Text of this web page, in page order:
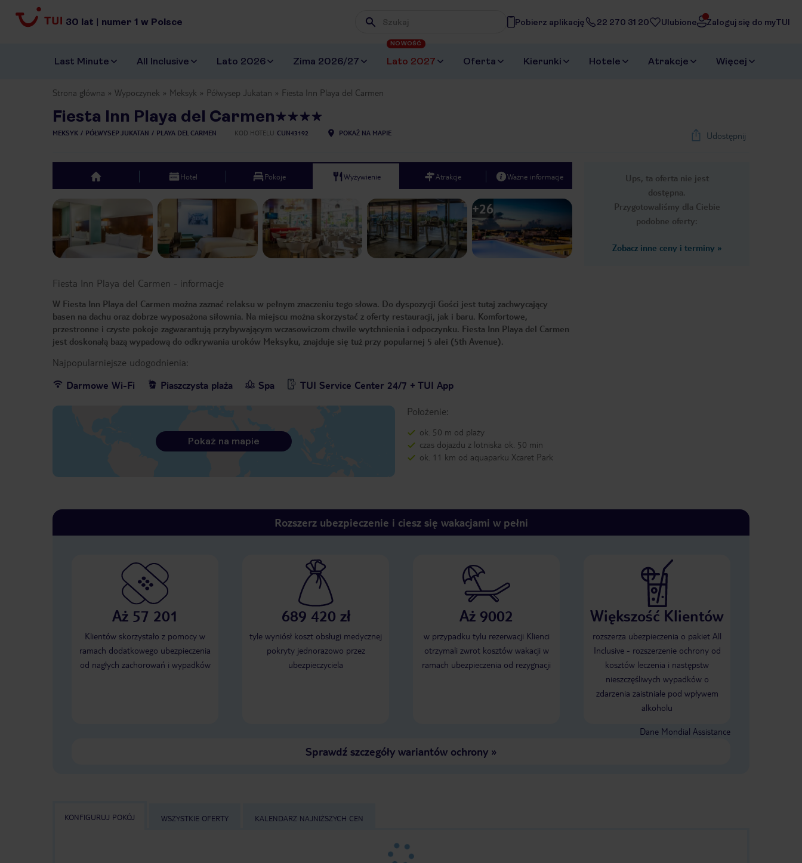
30 lat | numer 1 w Polsce Wpisz frazę, której szukasz
Pobierz aplikację 22 270 31 20 Ulubione Zaloguj się do myTUI
Last Minute All Inclusive Lato 2026 Zima 2026/27 Lato 2027
NOWOŚĆ
Oferta Kierunki Hotele Atrakcje Więcej
Strona główna Wypoczynek Meksyk Półwysep Jukatan Fiesta Inn Playa del Carmen
Fiesta Inn Playa del Carmen
MEKSYK PÓŁWYSEP JUKATAN PLAYA DEL CARMEN KOD HOTELU CUN43192 POKAŻ NA MAPIE Udostępnij
Ups, ta oferta nie jest
dostępna.
Przygotowaliśmy dla Ciebie
podobne oferty:
Zobacz inne ceny i terminy »
top Hotel Pokoje Wyżywienie Atrakcje Ważne informacje
Previous slide Next slide
1 /32
+26
Fiesta Inn Playa del Carmen - informacje
W Fiesta Inn Playa del Carmen można zaznać relaksu w pełnym znaczeniu tego słowa. Do dyspozycji Gości jest tutaj zachwycający
basen na dachu oraz dobrze wyposażona siłownia. Na miejscu można skorzystać z oferty restauracji, jak i baru. Komfortowe,
przestronne i czyste pokoje zagwarantują przybywającym wczasowiczom chwile wytchnienia i odpoczynku. Fiesta Inn Playa del Carmen
jest doskonałą bazą wypadową do odkrywania uroków Meksyku, znajduje się tuż przy popularnej 5 alei (5th Avenue).
Najpopularniejsze udogodnienia:
Darmowe Wi-Fi
Piaszczysta plaża Spa TUI Service Center 24/7 + TUI App
Położenie:
ok. 50 m od plaży
czas dojazdu z lotniska ok. 50 min
ok. 11 km od aquaparku Xcaret Park
Pokaż na mapie
Rozszerz ubezpieczenie i ciesz się wakacjami w pełni
Aż 57 201
Klientów skorzystało z pomocy w
ramach dodatkowego ubezpieczenia
od nagłych zachorowań i wypadków
689 420 zł
tyle wyniósł koszt obsługi medycznej
pokryty jednorazowo przez
ubezpieczyciela
Aż 9002
w przypadku tylu rezerwacji Klienci
otrzymali zwrot kosztów wakacji w
ramach ubezpieczenia od rezygnacji
Większość Klientów
rozszerza ubezpieczenia o pakiet All
Inclusive - rozszerzenie ochrony od
kosztów leczenia i następstw
nieszczęśliwych wypadków o
zdarzenia zaistniałe pod wpływem
alkoholu
Dane Mondial Assistance
Sprawdź szczegóły wariantów ochrony»
KONFIGURUJ POKÓJ WSZYSTKIE OFERTY KALENDARZ NAJNIŻSZYCH CEN